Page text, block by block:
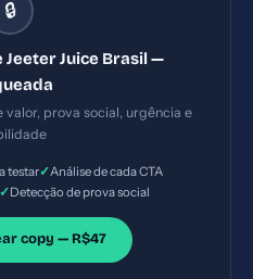
entrega rápida).
de CTAs padrão
Recomenda-se CTA
(Comprar Jeeter Juice
🔒
Jeeter Juice Brasil —
valor, prova social, urgência e
testar✓Análise de cada CTA
Detecção de prova social
copy — R$47